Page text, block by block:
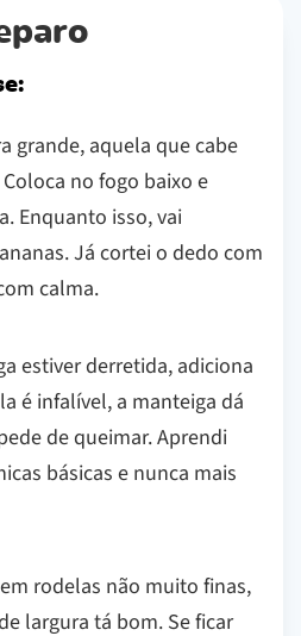
grande, aquela que cabe
no fogo baixo e
Enquanto isso, vai
Já cortei o dedo com
calma.
estiver derretida, adiciona
é infalível, a manteiga dá
de queimar. Aprendi
básicas e nunca mais
rodelas não muito finas,
largura tá bom. Se ficar